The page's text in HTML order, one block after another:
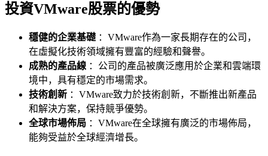
投資VMware股票的優勢
穩健的企業基礎：VMware作為一家長期存在的公司，
在虛擬化技術領域擁有豐富的經驗和聲譽。
成熟的產品線 ：公司的產品被廣泛應用於企業和雲端環
境中，具有穩定的市場需求。
技術創新 ：VMware致力於技術創新，不斷推出新產品
和解決方案，保持競爭優勢。
全球市場佈局 ：VMware在全球擁有廣泛的市場佈局，
能夠受益於全球經濟增長。